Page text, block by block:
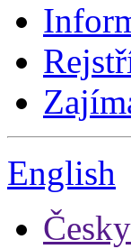
English
Česky